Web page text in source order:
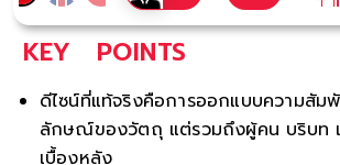
KEY POINTS
ดีไซน์ที่แท้จริงคือการออกแบบความสัมพั
ลักษณ์ของวัตถุ แต่รวมถึงผู้คน บริบท
เบื้องหลัง